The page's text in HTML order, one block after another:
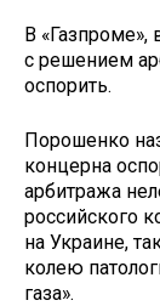
В
с решением
оспорить.
Порошенко
концерна
арбитража
российского
на Украине,
колею
газа».